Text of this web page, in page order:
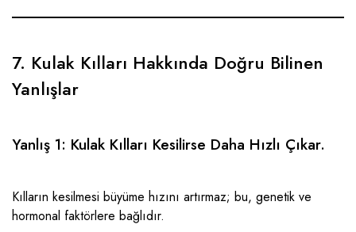
7. Kulak Kılları Hakkında Doğru Bilinen
Yanlışlar
Yanlış 1: Kulak Kılları Kesilirse Daha Hızlı Çıkar.
Kılların kesilmesi büyüme hızını artırmaz; bu, genetik ve
hormonal faktörlere bağlıdır.